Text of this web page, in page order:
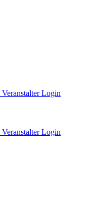
Veranstalter Login
Veranstalter Login